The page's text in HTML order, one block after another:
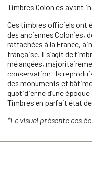
Timbres Colonies avant
Ces timbres officiels ont
des anciennes Colonies,
rattachées à la France,
française. Il s’agit de
mélangées,
conservation. Ils
des monuments et
quotidienne d’une époque
Timbres en parfait état
*Le visuel présente des